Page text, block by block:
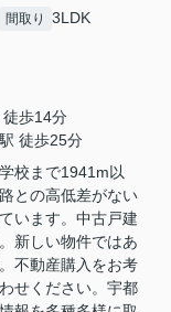
間取り 3LDK
徒歩14分
駅 徒歩25分
校まで1941m以
との高低差がない
います。中古戸建
新しい物件ではあ
不動産購入をお考
せください。宇都